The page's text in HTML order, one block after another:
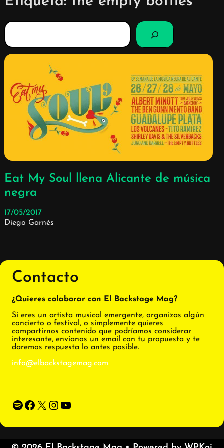
B
u
c
Eat My Soul llena Alicante de música
negra
17/05/2017
Diego Garnés
Contacto
¿Quieres colaborar con El Backstage Mag?
Si eres un artista musical emergente, organizas algún
concierto o festival, o simplemente quieres
compartirnos contenido que podríamos considerar
interesante, envíanos un email con tu propuesta y te
daremos respuesta lo antes posible.
info@elbackstagemag.com
Spotify Facebook X Instagram YouTube